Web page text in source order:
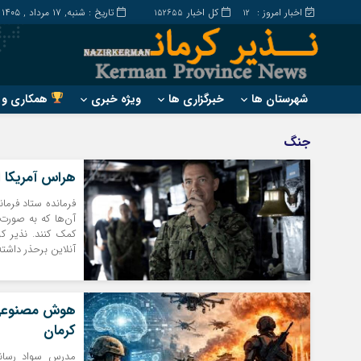
کل اخبار 152655 اخبار امروز : 12 تاریخ : شنبه, ۱۷ مرداد , ۱۴۰۵
شهرستان ها خبرگزاری ها ویژه خبری همکاری و
ارزوئیه
انار
بافت
بردسیر
بم
جیرفت
رابر
راور
جنگ
هراس آمریکا
فرمانده ستاد
آن‌ها که به صورت
کمک کنند. نذیر
آنلاین برحذر
هوش
کرمان
مدرس سواد